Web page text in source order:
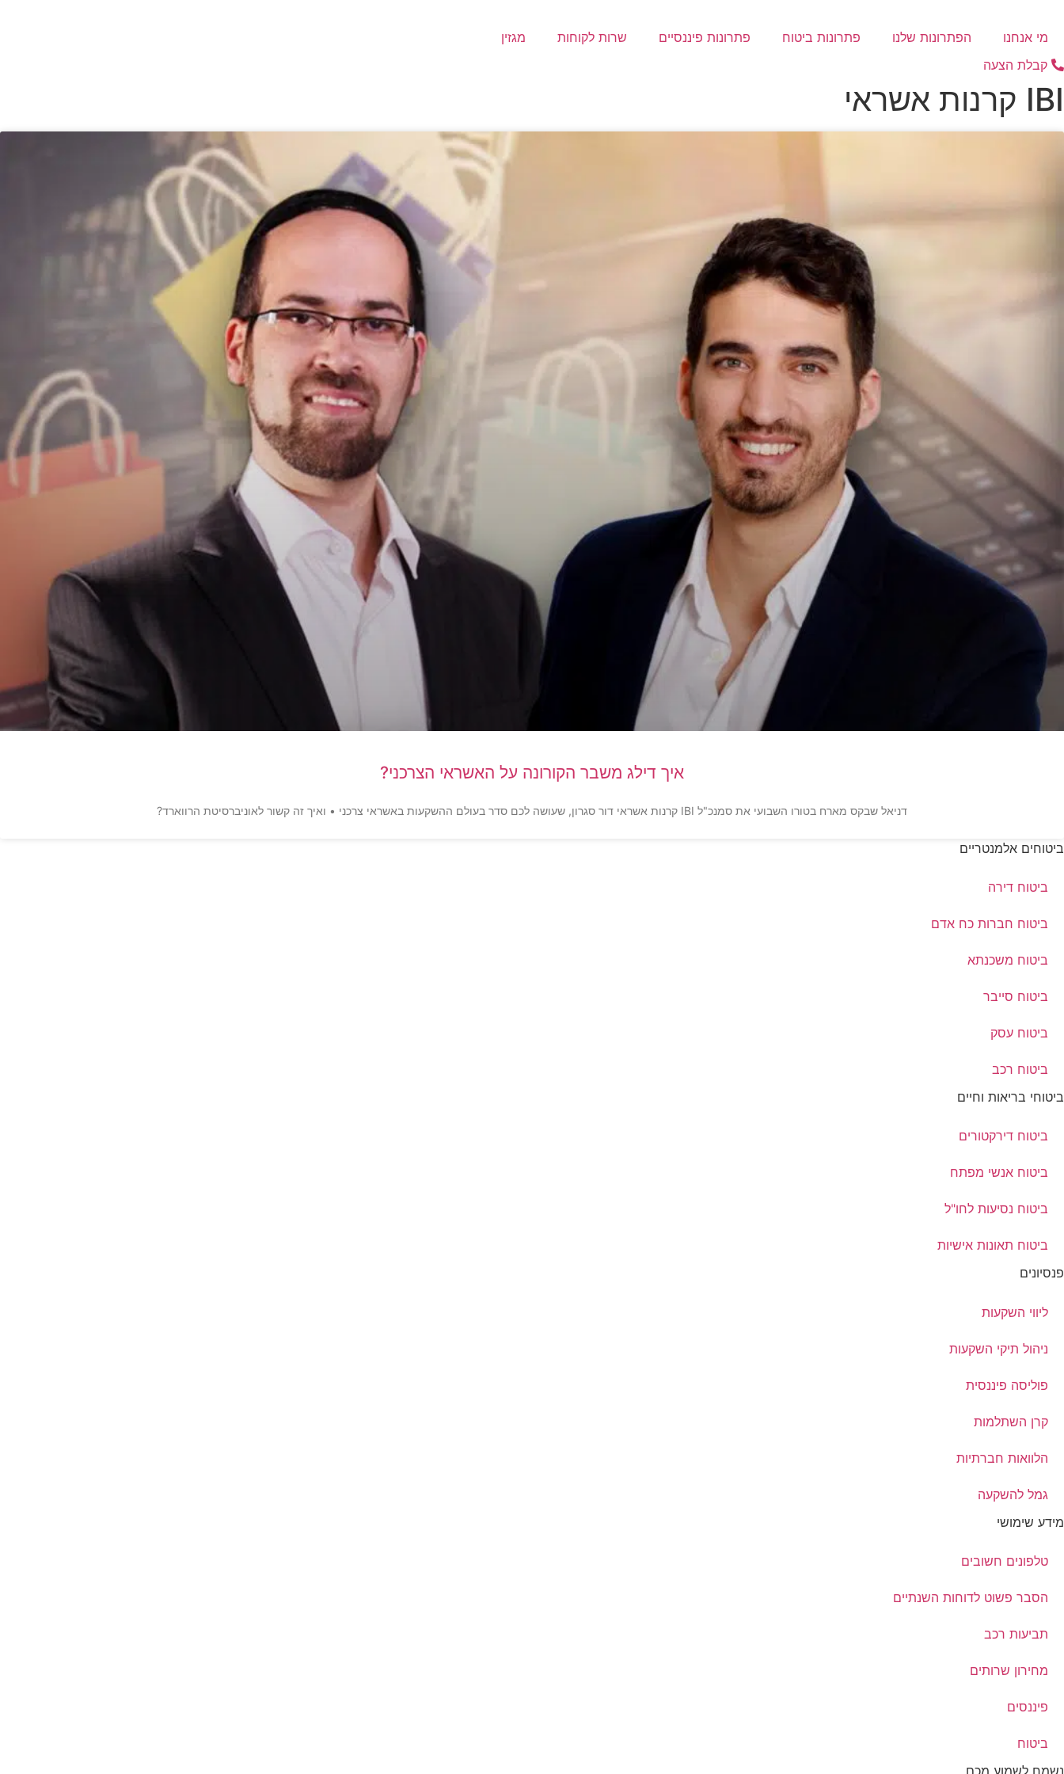
מי אנחנו הפתרונות שלנו פתרונות ביטוח פתרונות פיננסיים שרות לקוחות
מגזין
קבלת הצעה
IBI קרנות אשראי
איך דילג משבר הקורונה על האשראי הצרכני?
דניאל שבקס מארח בטורו השבועי את סמנכ"ל IBI קרנות אשראי דור סגרון, שעושה לכם סדר בעולם ההשקעות באשראי צרכני • ואיך זה קשור לאוניברסיטת הרווארד?
ביטוחים אלמנטריים
ביטוח דירה
ביטוח חברות כח אדם
ביטוח משכנתא
ביטוח סייבר
ביטוח עסק
ביטוח רכב
ביטוחי בריאות וחיים
ביטוח דירקטורים
ביטוח אנשי מפתח
ביטוח נסיעות לחו"ל
ביטוח תאונות אישיות
פנסיונים
ליווי השקעות
ניהול תיקי השקעות
פוליסה פיננסית
קרן השתלמות
הלוואות חברתיות
גמל להשקעה
מידע שימושי
טלפונים חשובים
הסבר פשוט לדוחות השנתיים
תביעות רכב
מחירון שרותים
פיננסים
ביטוח